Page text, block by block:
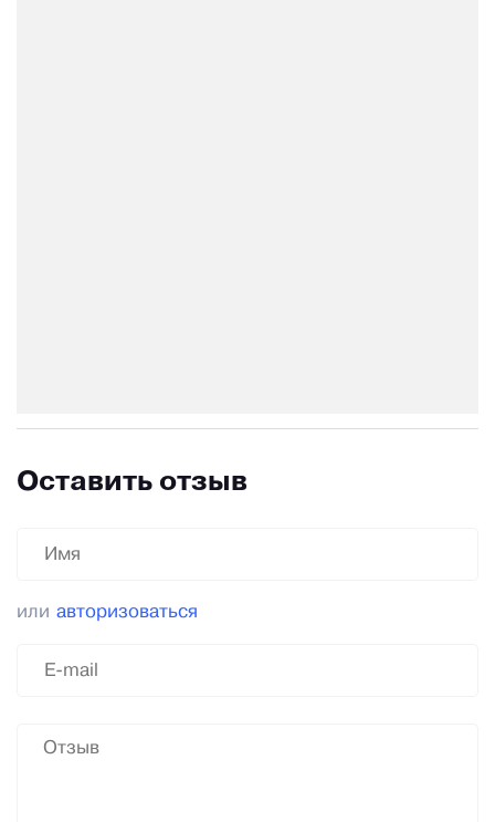
Оставить отзыв
или авторизоваться